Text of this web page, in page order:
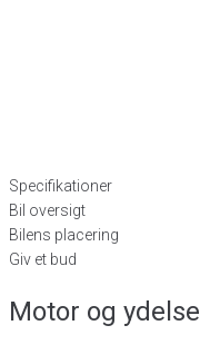
Specifikationer
Bil oversigt
Bilens placering
Giv et bud
Motor og ydelse